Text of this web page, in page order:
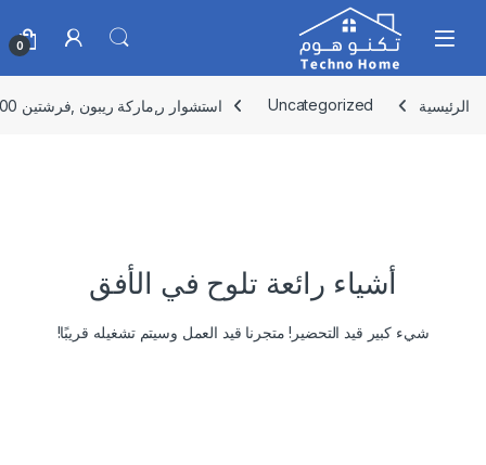
Skip to navigation
Skip to content
0
الرئيسية Uncategorized استشوار ر,ماركة ريبون ,فرشتين 1200 واط , RE-2086-2
أشياء رائعة تلوح في الأفق
شيء كبير قيد التحضير! متجرنا قيد العمل وسيتم تشغيله قريبًا!